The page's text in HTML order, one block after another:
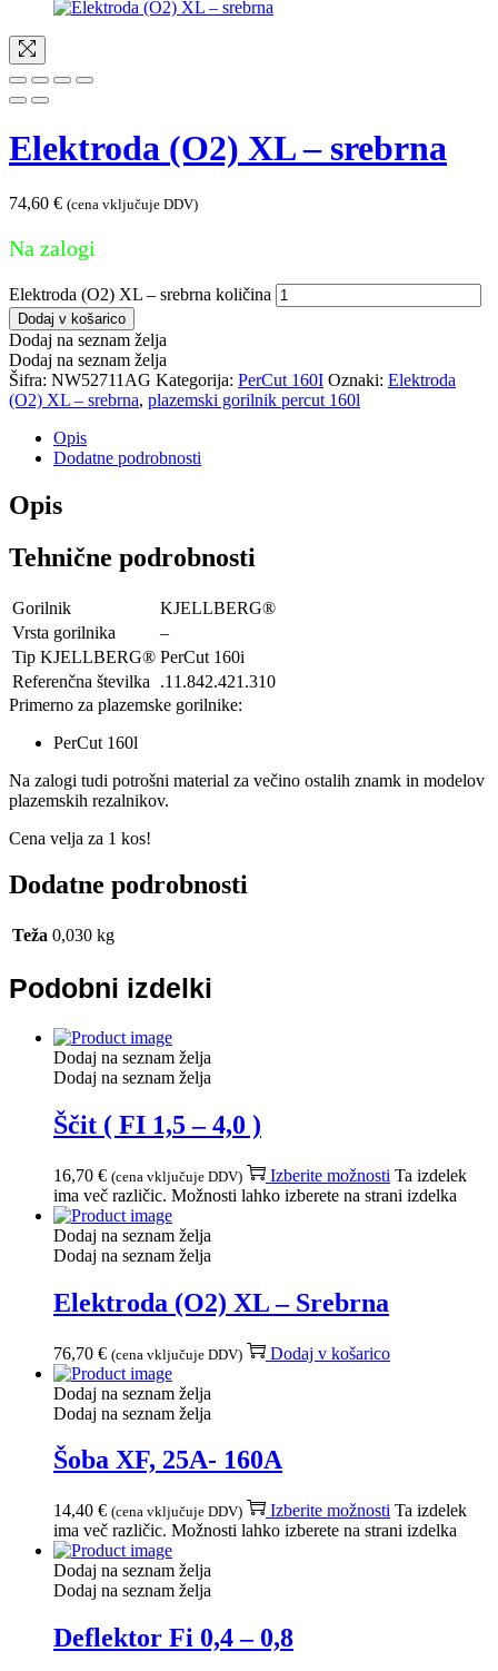
Elektroda (O2) XL – srebrna
74,60 € (cena vključuje DDV)
Na zalogi
Elektroda (O2) XL – srebrna količina
Dodaj v košarico
Dodaj na seznam želja
Dodaj na seznam želja
Šifra: NW52711AG Kategorija: PerCut 160I Oznaki: Elektroda
(O2) XL – srebrna, plazemski gorilnik percut 160l
Opis
Dodatne podrobnosti
Opis
Tehnične podrobnosti
Gorilnik
KJELLBERG®
Vrsta gorilnika
–
Tip KJELLBERG® PerCut 160i
Referenčna številka
.11.842.421.310
Primerno za plazemske gorilnike:
PerCut 160l
Na zalogi tudi potrošni material za večino ostalih znamk in modelov
plazemskih rezalnikov.
Cena velja za 1 kos!
Dodatne podrobnosti
Teža 0,030 kg
Podobni izdelki
Dodaj na seznam želja
Dodaj na seznam želja
Ščit ( FI 1,5 – 4,0 )
16,70 € (cena vključuje DDV) Izberite možnosti Ta izdelek
ima več različic. Možnosti lahko izberete na strani izdelka
Dodaj na seznam želja
Dodaj na seznam želja
Elektroda (O2) XL – Srebrna
76,70 € (cena vključuje DDV) Dodaj v košarico
Dodaj na seznam želja
Dodaj na seznam želja
Šoba XF, 25A- 160A
14,40 € (cena vključuje DDV) Izberite možnosti Ta izdelek
ima več različic. Možnosti lahko izberete na strani izdelka
Dodaj na seznam želja
Dodaj na seznam želja
Deflektor Fi 0,4 – 0,8